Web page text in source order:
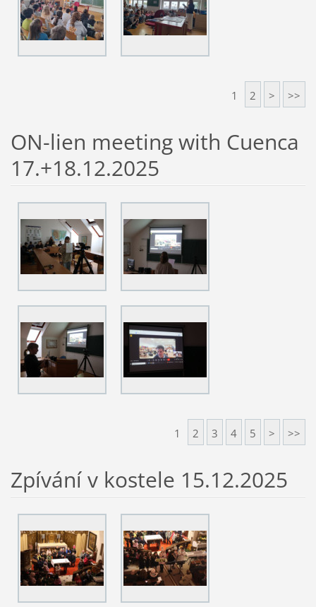
1 2 > >>
ON-lien meeting with Cuenca
17.+18.12.2025
1 2 3 4 5 > >>
Zpívání v kostele 15.12.2025